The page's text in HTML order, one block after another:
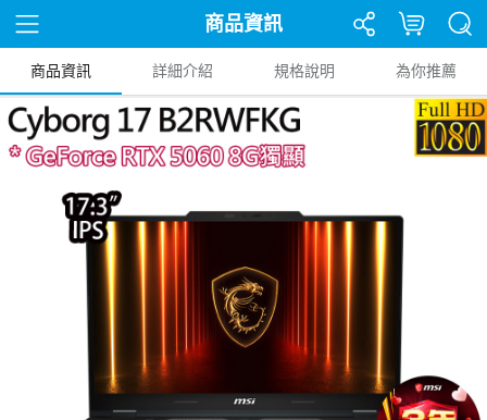
商品資訊
商品資訊 詳細介紹 規格說明 為你推薦